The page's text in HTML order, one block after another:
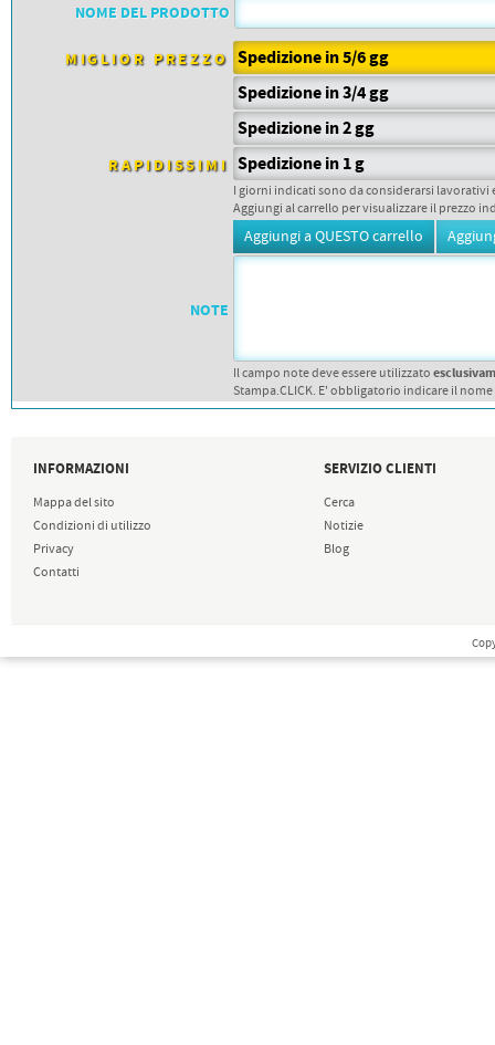
DORSALI TARGHE
NOME DEL PRODOTTO
MIGLIOR PREZZO Spedizione in 5/6 gg
Spedizione in 3/4 gg
Spedizione in 2 gg
RAPIDISSIMI Spedizione in 1 g
I giorni indicati sono da considerarsi
Aggiungi al carrello per visualizzare il prezzo
NOTE
Il campo note deve essere utilizzato
Stampa.CLICK. E' obbligatorio indicare il
INFORMAZIONI
Mappa del sito
Condizioni di utilizzo
Privacy
Contatti
SERVIZIO CLIENTI
Cerca
Notizie
Blog